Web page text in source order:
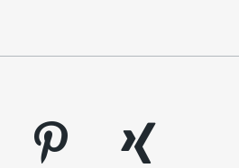
pinterest
xing